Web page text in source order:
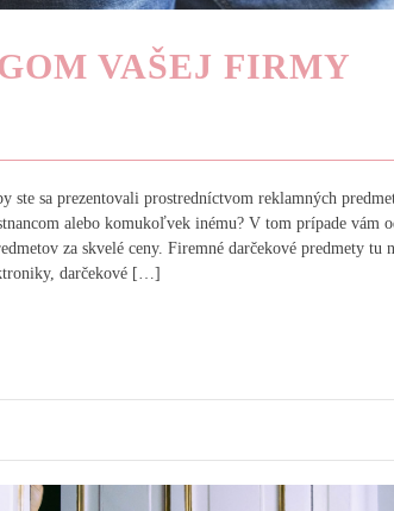
VAŠEJ FIRMY
ste sa prezentovali prostredníctvom reklamných
alebo komukoľvek inému? V tom prípade vám
za skvelé ceny. Firemné darčekové predmety tu
darčekové […]